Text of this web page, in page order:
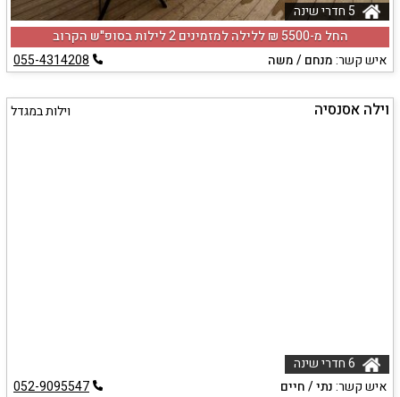
החל מ-‏5500 ₪ ללילה למזמינים 2 לילות בסופ"ש הקרוב
איש קשר:מנחם / משה 055-4314208
וילה אסנסיה וילות במגדל
איש קשר:נתי / חיים 052-9095547